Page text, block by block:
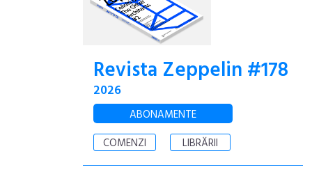
Revista Zeppelin #178
2026
ABONAMENTE
COMENZI
LIBRĂRII